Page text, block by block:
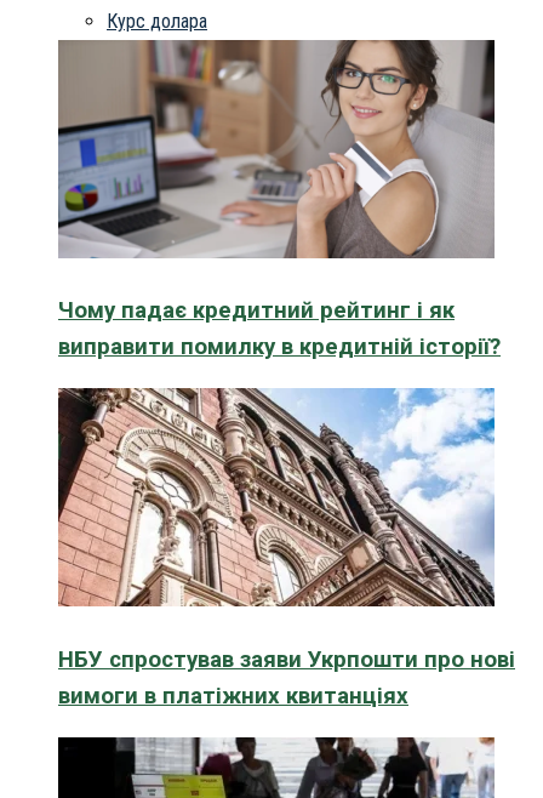
Курс долара
Чому падає кредитний рейтинг і як
виправити помилку в кредитній історії?
НБУ спростував заяви Укрпошти про нові
вимоги в платіжних квитанціях